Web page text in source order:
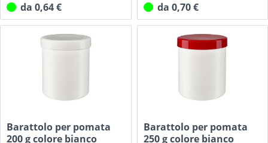
da 0,64 € da 0,70 €
Barattolo per pomata
200 g colore bianco
Barattolo per pomata
250 g colore bianco